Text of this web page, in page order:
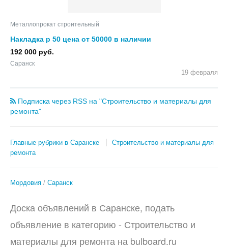
Металлопрокат строительный
Накладка р 50 цена от 50000 в наличии
192 000 руб.
Саранск
19 февраля
Подписка через RSS на "Строительство и материалы для
ремонта"
Главные рубрики в Саранске
Строительство и материалы для
ремонта
Мордовия Саранск
Доска объявлений в Саранске, подать
объявление в категорию - Строительство и
материалы для ремонта на bulboard.ru